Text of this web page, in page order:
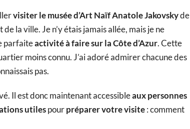
visiter le musée d’Art Naïf Anatole Jakovskyde
de la ville. Je n’y étais jamais allée, mais je ne
parfaiteactivité à faire sur la Côte d’Azur. Cette
moins connu. J’ai adoré admirer chacune des
pas.
Il est donc maintenant accessibleaux personnes
utilespourpréparer votre visite: comment